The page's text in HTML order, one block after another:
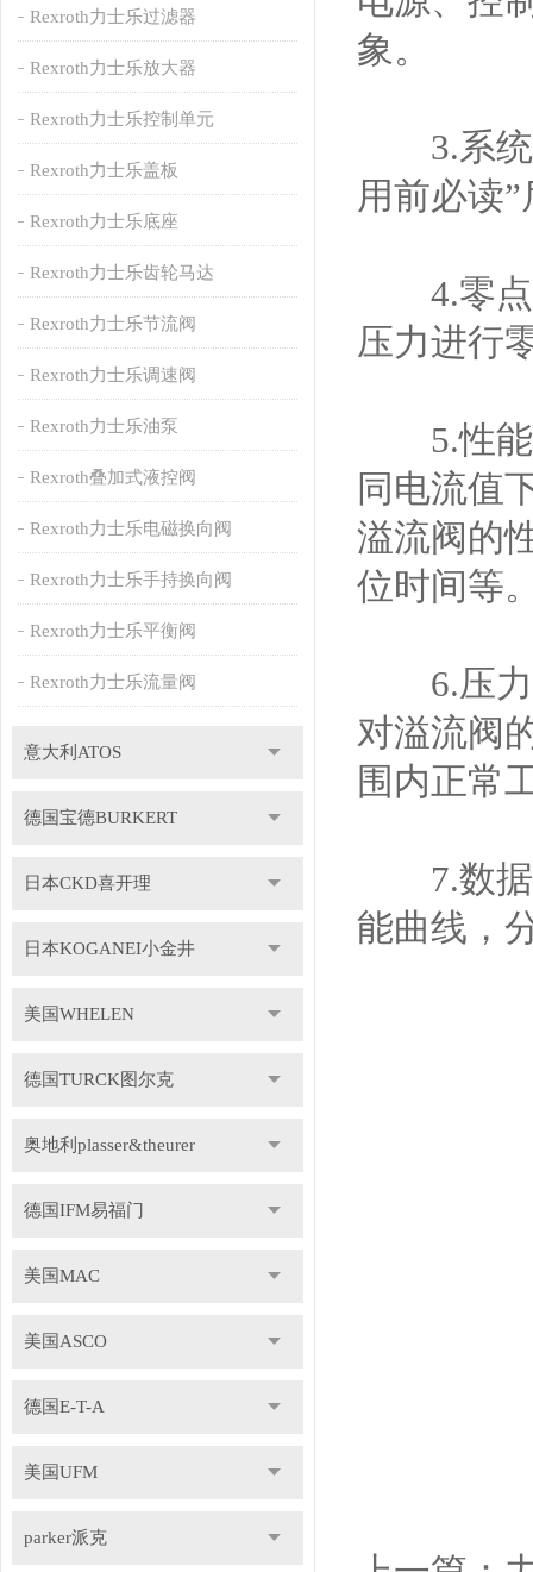
Rexroth力士乐过滤器
Rexroth力士乐放大器
Rexroth力士乐控制单元
Rexroth力士乐盖板
Rexroth力士乐底座
Rexroth力士乐齿轮马达
Rexroth力士乐节流阀
Rexroth力士乐调速阀
Rexroth力士乐油泵
Rexroth叠加式液控阀
Rexroth力士乐电磁换向阀
Rexroth力士乐手持换向阀
Rexroth力士乐平衡阀
Rexroth力士乐流量阀
意大利ATOS
德国宝德BURKERT
日本CKD喜开理
日本KOGANEI小金井
美国WHELEN
德国TURCK图尔克
奥地利plasser&theurer
德国IFM易福门
美国MAC
美国ASCO
德国E-T-A
美国UFM
parker派克
象。
3.系统
用前必读
4.零点
压力进行
5.性能
同电流值
溢流阀的
位时间等
6.压力
对溢流阀
围内正常
7.数据
能曲线，